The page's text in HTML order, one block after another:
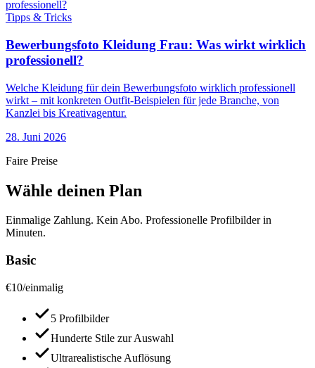
Tipps & Tricks
Bewerbungsfoto Kleidung Frau: Was wirkt wirklich
professionell?
Welche Kleidung für dein Bewerbungsfoto wirklich professionell
wirkt – mit konkreten Outfit-Beispielen für jede Branche, von
Kanzlei bis Kreativagentur.
28. Juni 2026
Faire Preise
Wähle deinen Plan
Einmalige Zahlung. Kein Abo. Professionelle Profilbilder in
Minuten.
Basic
€10/einmalig
5 Profilbilder
Hunderte Stile zur Auswahl
Ultrarealistische Auflösung